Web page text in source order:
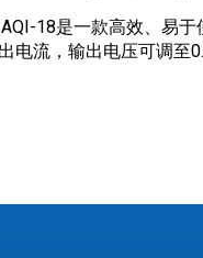
18是一款高效、易
电流，输出电压可调至